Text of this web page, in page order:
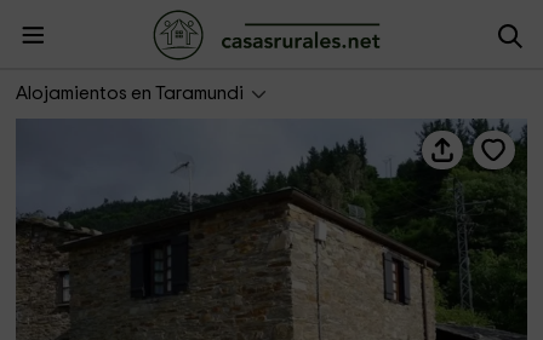
Alojamientos en Taramundi
Casas TAReira- Bodega de Alfonso